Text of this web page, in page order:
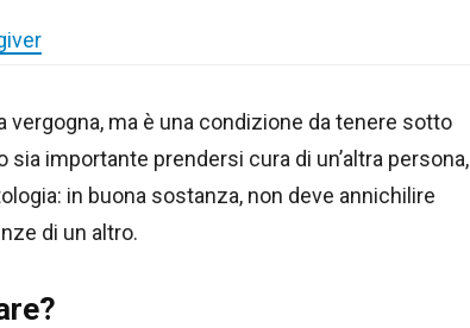
vergogna, ma è una condizione da tenere sotto
importante prendersi cura di un’altra persona,
in buona sostanza, non deve annichilire
di un altro.